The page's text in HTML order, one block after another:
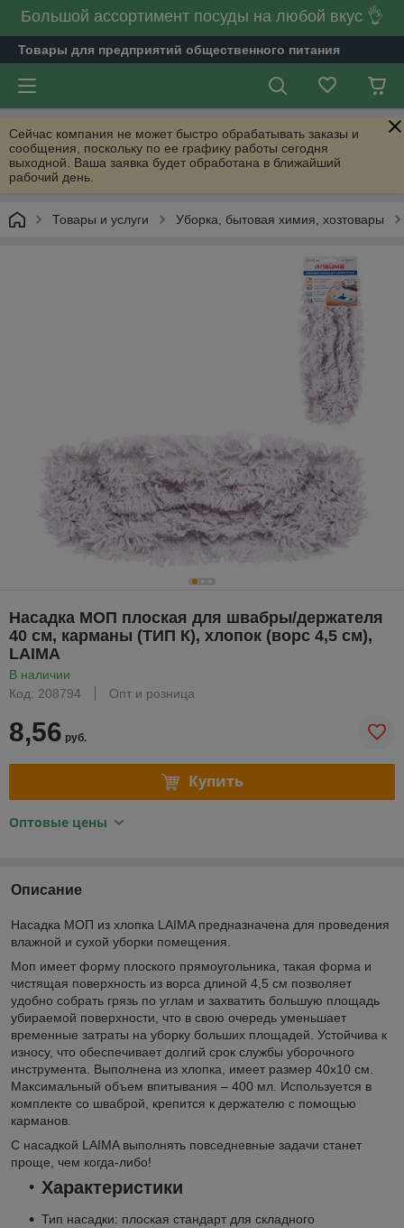
Большой ассортимент посуды на любой вкус 👌
Товары для предприятий общественного питания
Сейчас компания не может быстро обрабатывать заказы и
сообщения, поскольку по ее графику работы сегодня
выходной. Ваша заявка будет обработана в ближайший
рабочий день.
Товары и услуги Уборка, бытовая химия, хозтовары
Насадка МОП плоская для швабры/держателя
40 см, карманы (ТИП К), хлопок (ворс 4,5 см),
LAIMA
В наличии
Код: 208794
Опт и розница
8,56 руб.
Купить
Оптовые цены
Описание
Насадка МОП из хлопка LAIMA предназначена для проведения
влажной и сухой уборки помещения.
Моп имеет форму плоского прямоугольника, такая форма и
чистящая поверхность из ворса длиной 4,5 см позволяет
удобно собрать грязь по углам и захватить большую площадь
убираемой поверхности, что в свою очередь уменьшает
временные затраты на уборку больших площадей. Устойчива к
износу, что обеспечивает долгий срок службы уборочного
инструмента. Выполнена из хлопка, имеет размер 40х10 см.
Максимальный объем впитывания – 400 мл. Используется в
комплекте со шваброй, крепится к держателю с помощью
карманов.
С насадкой LAIMA выполнять повседневные задачи станет
проще, чем когда-либо!
Характеристики
Тип насадки: плоская стандарт для складного